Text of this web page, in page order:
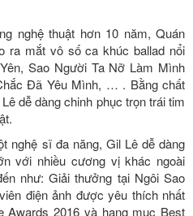
nghệ thuật hơn 10 năm, Quán
ra mắt vô số ca khúc ballad nổi
Sao Người Ta Nỡ Làm Mình
Đã Yêu Mình, … . Bằng chất
dễ dàng chinh phục trọn trái tim
nghệ sĩ đa năng, Gil Lê dễ dàng
với nhiều cương vị khác ngoài
như: Giải thưởng tại Ngôi Sao
điện ảnh được yêu thích nhất
Awards 2016 và hạng mục Best